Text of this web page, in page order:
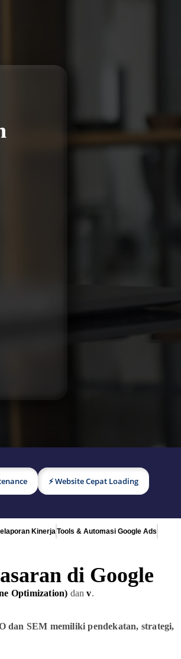
⚡ Website Cepat Loading
KinerjaTools & Automasi Google Ads
di Google
Optimization) danv.
dan SEM memiliki pendekatan, strategi,